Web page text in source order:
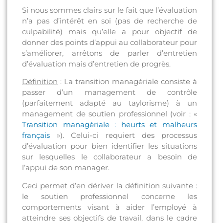
Si nous sommes clairs sur le fait que l’évaluation
n’a pas d’intérêt en soi (pas de recherche de
culpabilité) mais qu’elle a pour objectif de
donner des points d’appui au collaborateur pour
s’améliorer, arrêtons de parler d’entretien
d’évaluation mais d’entretien de progrès.
Définition : La transition managériale consiste à
passer d’un management de contrôle
(parfaitement adapté au taylorisme) à un
management de soutien professionnel (voir : «
Transition managériale : heurts et malheurs
français »). Celui-ci requiert des processus
d’évaluation pour bien identifier les situations
sur lesquelles le collaborateur a besoin de
l’appui de son manager.
Ceci permet d’en dériver la définition suivante :
le soutien professionnel concerne les
comportements visant à aider l’employé à
atteindre ses objectifs de travail, dans le cadre